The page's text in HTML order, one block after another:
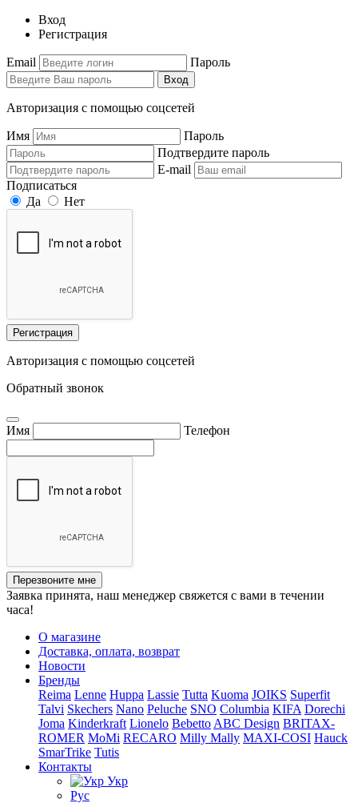
Вход
Регистрация
Email Пароль
Вход
Авторизация с помощью соцсетей
Имя
Пароль
Подтвердите пароль
E-mail
Подписаться
Да
Нет
Регистрация
Авторизация с помощью соцсетей
Обратный звонок
Имя Телефон
Перезвоните мне
Заявка принята, наш менеджер свяжется с вами в течении
часа!
О магазине
Доставка, оплата, возврат
Новости
Бренды
Reima Lenne Huppa Lassie Tutta Kuoma JOIKS Superfit
Talvi Skechers Nano Peluche SNO Columbia KIFA Dorechi
Joma Kinderkraft Lionelo Bebetto ABC Design BRITAX-
ROMER MoMi RECARO Milly Mally MAXI-COSI Hauck
SmarTrike Tutis
Контакты
Укр
Рус